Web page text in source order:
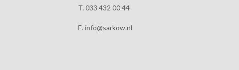
T. 033 432 00 44
E. info@sarkow.nl